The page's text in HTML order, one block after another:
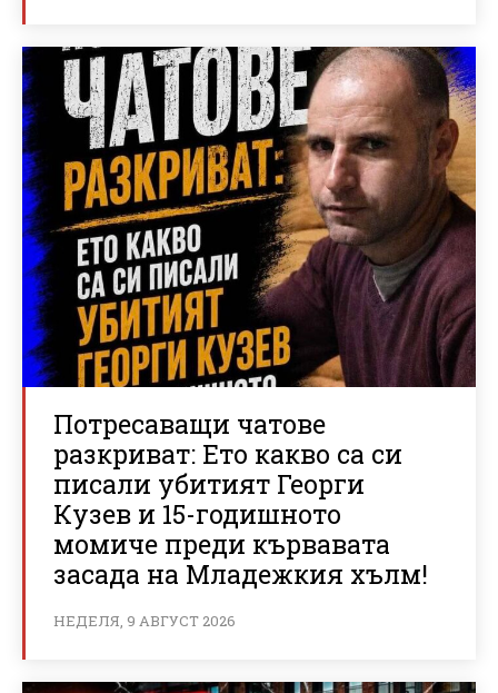
Потресаващи чатове
разкриват: Ето какво са си
писали убитият Георги
Кузев и 15-годишното
момиче преди кървавата
засада на Младежкия хълм!
НЕДЕЛЯ, 9 АВГУСТ 2026